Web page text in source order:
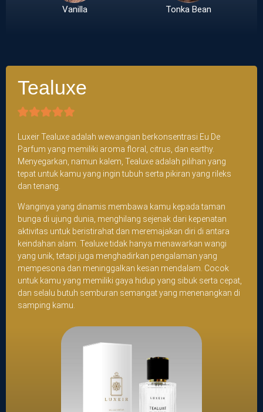
Vanilla Tonka Bean
Tealuxe
Luxeir Tealuxe adalah wewangian berkonsentrasi Eu De
Parfum yang memiliki aroma floral, citrus, dan earthy.
Menyegarkan, namun kalem, Tealuxe adalah pilihan yang
tepat untuk kamu yang ingin tubuh serta pikiran yang rileks
dan tenang.
Wanginya yang dinamis membawa kamu kepada taman
bunga di ujung dunia, menghilang sejenak dari kepenatan
aktivitas untuk beristirahat dan meremajakan diri di antara
keindahan alam. Tealuxe tidak hanya menawarkan wangi
yang unik, tetapi juga menghadirkan pengalaman yang
mempesona dan meninggalkan kesan mendalam. Cocok
untuk kamu yang memiliki gaya hidup yang sibuk serta cepat,
dan selalu butuh semburan semangat yang menenangkan di
samping kamu.